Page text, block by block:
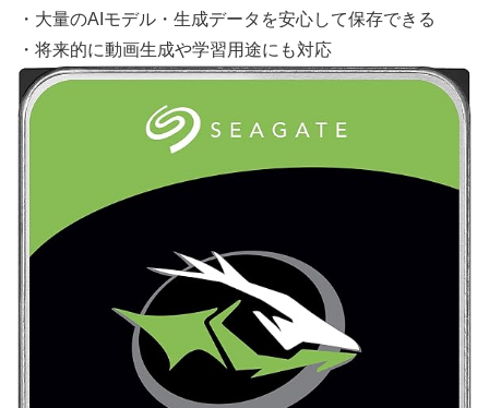
・大量のAIモデル・生成データを安心して保存できる
・将来的に動画生成や学習用途にも対応